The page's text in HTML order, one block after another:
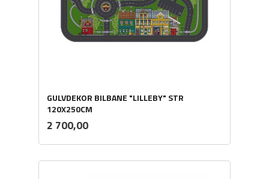
GULVDEKOR BILBANE "LILLEBY" STR
120X250CM
Pris
2 700,00mva.